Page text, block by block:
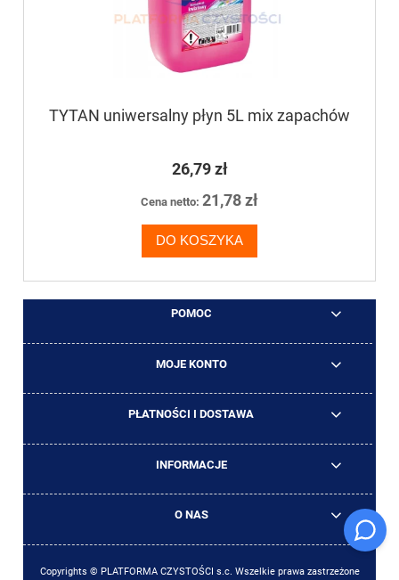
TYTAN uniwersalny płyn 5L mix zapachów
26,79 zł
Cena netto: 21,78 zł
DO KOSZYKA
POMOC
MOJE KONTO
PŁATNOŚCI I DOSTAWA
INFORMACJE
O NAS
Copyrights © PLATFORMA CZYSTOŚCI s.c. Wszelkie prawa zastrzeżone